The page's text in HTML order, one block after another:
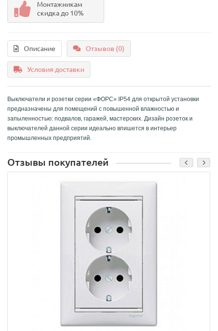
Монтажникам
скидка до 10%
Описание Отзывов (0)
Условия доставки
Выключатели и розетки серии «ФОРС» IP54 для открытой установки
предназначены для помещений с повышенной влажностью и
запыленностью: подвалов, гаражей, мастерских. Дизайн розеток и
выключателей данной серии идеально впишется в интерьер
промышленных предприятий.
Отзывы покупателей